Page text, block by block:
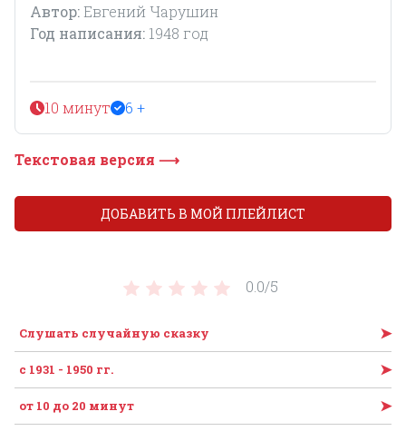
Автор: Евгений Чарушин
Год написания: 1948 год
10 минут 6 +
Текстовая версия ⟶
0.0/5
Слушать случайную сказку ➤
с 1931 - 1950 гг. ➤
от 10 до 20 минут ➤
ДОБАВИТЬ В МОЙ ПЛЕЙЛИСТ